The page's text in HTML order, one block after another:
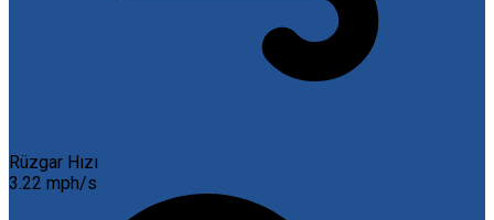
Rüzgar Hızı
3.22 mph/s